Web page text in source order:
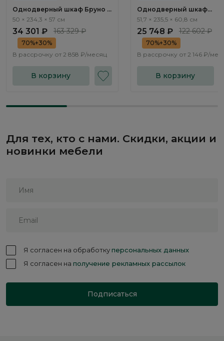
Однодверный шкаф Бруно /
Bruno BC1112.2
50 × 234,3 × 57 см
34 301 ₽ 163 329 ₽
70%+30%
В рассрочку от 2 858 ₽/месяц
В корзину
Однодверный шкаф
Элеганте / Elegante
51,7 × 235,5 × 60,8 см
25 748 ₽ 122 602 ₽
70%+30%
В рассрочку от 2 146 ₽/
В корзину
Для тех, кто с нами. Скидки, акции и
новинки мебели
Я согласен на обработкуперсональных данных
Я согласен на получение рекламных рассылок
Подписаться